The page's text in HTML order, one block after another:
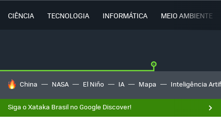
CIÊNCIA TECNOLOGIA INFORMÁTICA MEIO AMBIENTE
TENDÊNCIAS DO DIA
China NASA El Niño IA Mapa Inteligência
Siga o Xataka Brasil no Google Discover!